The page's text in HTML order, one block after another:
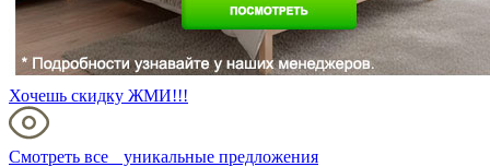
Хочешь скидку ЖМИ!!!
Смотреть все уникальные предложения